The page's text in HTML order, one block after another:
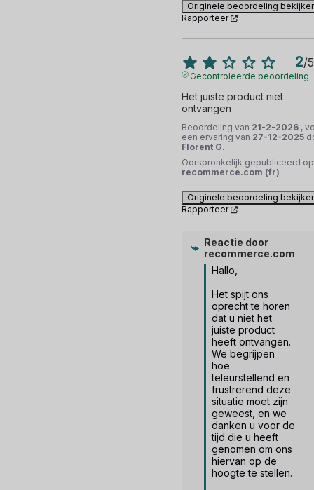
Originele beoordeling
Rapporteer
2/5
Gecontroleerde beoordeling
Het juiste product niet
ontvangen
Beoordeling van 21-2-2026 ,
een ervaring van 27-12-2025
Florent G.
Oorspronkelijk gepubliceerd op
recommerce.com (fr)
Originele beoordeling
Rapporteer
Reactie door
recommerce.com
Hallo,
Het spijt ons
oprecht te horen
dat u niet het
juiste product
heeft ontvangen.
We begrijpen
hoe
teleurstellend en
frustrerend deze
situatie moet zijn
geweest, en we
danken u voor de
tijd die u heeft
genomen om ons
hiervan op de
hoogte te stellen.